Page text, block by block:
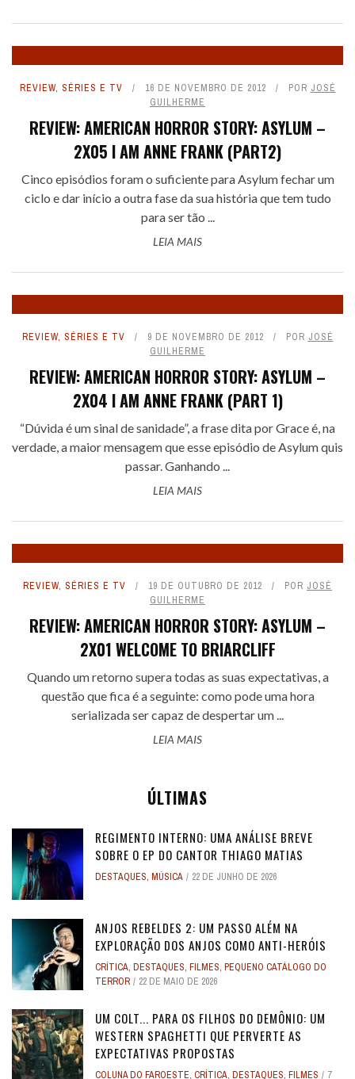
REVIEW, SÉRIES E TV 16 DE NOVEMBRO DE 2012 POR JOSÉ
GUILHERME
REVIEW: AMERICAN HORROR STORY: ASYLUM –
2X05 I AM ANNE FRANK (PART2)
Cinco episódios foram o suficiente para Asylum fechar um
ciclo e dar início a outra fase da sua história que tem tudo
para ser tão ...
LEIA MAIS
REVIEW, SÉRIES E TV 9 DE NOVEMBRO DE 2012 POR JOSÉ
GUILHERME
REVIEW: AMERICAN HORROR STORY: ASYLUM –
2X04 I AM ANNE FRANK (PART 1)
“Dúvida é um sinal de sanidade”, a frase dita por Grace é, na
verdade, a maior mensagem que esse episódio de Asylum quis
passar. Ganhando ...
LEIA MAIS
REVIEW, SÉRIES E TV 19 DE OUTUBRO DE 2012 POR JOSÉ
GUILHERME
REVIEW: AMERICAN HORROR STORY: ASYLUM –
2X01 WELCOME TO BRIARCLIFF
Quando um retorno supera todas as suas expectativas, a
questão que fica é a seguinte: como pode uma hora
serializada ser capaz de despertar um ...
LEIA MAIS
ÚLTIMAS
REGIMENTO INTERNO: UMA ANÁLISE BREVE
SOBRE O EP DO CANTOR THIAGO MATIAS
DESTAQUES, MÚSICA 22 DE JUNHO DE 2026
ANJOS REBELDES 2: UM PASSO ALÉM NA
EXPLORAÇÃO DOS ANJOS COMO ANTI-HERÓIS
CRÍTICA, DESTAQUES, FILMES, PEQUENO CATÁLOGO DO
TERROR
22 DE MAIO DE 2026
UM COLT... PARA OS FILHOS DO DEMÔNIO: UM
WESTERN SPAGHETTI QUE PERVERTE AS
EXPECTATIVAS PROPOSTAS
COLUNA DO FAROESTE, CRÍTICA, DESTAQUES, FILMES
7